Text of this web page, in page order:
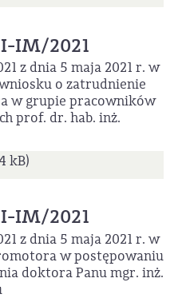
IM/2021
z dnia 5 maja 2021 r. w
o zatrudnienie
w grupie pracowników
prof. dr. hab. inż.
kB)
IM/2021
z dnia 5 maja 2021 r. w
w postępowaniu
doktora Panu mgr. inż.